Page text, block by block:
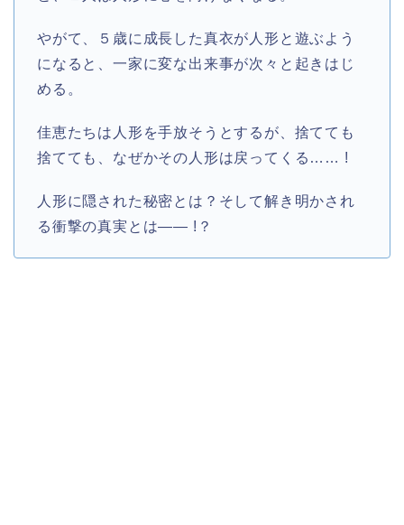
やがて、５歳に成長した真衣が人形と遊ぶよう
になると、一家に変な出来事が次々と起きはじ
める。
佳恵たちは人形を手放そうとするが、捨てても
捨てても、なぜかその人形は戻ってくる…… !
人形に隠された秘密とは？そして解き明かされ
る衝撃の真実とは―― !？